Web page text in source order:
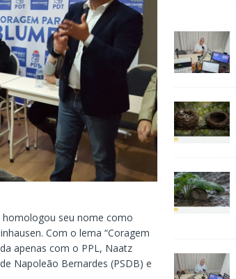
seu nome como
Com o lema “Coragem
apenas com o PPL, Naatz
Napoleão Bernardes (PSDB) e